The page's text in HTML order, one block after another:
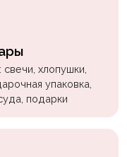
хлопушки,
упаковка,
подарки